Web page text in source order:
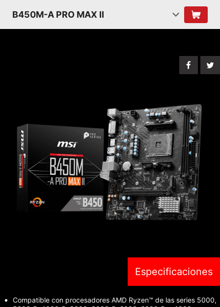
B450M-A PRO MAX II
Especificaciones
Compatible con procesadores AMD Ryzen™ de las series 5000,